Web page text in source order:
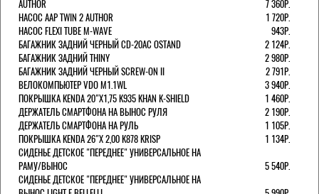
AUTHOR
7 360Р.
НАСОС AAP TWIN 2 AUTHOR
1 720Р.
НАСОС FLEXI TUBE M-WAVE
943Р.
БАГАЖНИК ЗАДНИЙ ЧЕРНЫЙ СD-20AC OSTAND
2 124Р.
БАГАЖНИК ЗАДНИЙ THINY
2 980Р.
БАГАЖНИК ЗАДНИЙ ЧЕРНЫЙ SCREW-ON II
2 791Р.
ВЕЛОКОМПЬЮТЕР VDO M1.1WL
3 940Р.
ПОКРЫШКА KENDA 20"Х1,75 K935 KHAN K-SHIELD
1 460Р.
ДЕРЖАТЕЛЬ СМАРТФОНА НА ВЫНОС РУЛЯ
2 190Р.
ДЕРЖАТЕЛЬ СМАРТФОНА НА РУЛЬ
1 105Р.
ПОКРЫШКА KENDA 26"Х 2,00 K878 KRISP
1 134Р.
СИДЕНЬЕ ДЕТСКОЕ "ПЕРЕДНЕЕ" УНИВЕРСАЛЬНОЕ НА
РАМУ/ВЫНОС
5 540Р.
СИДЕНЬЕ ДЕТСКОЕ "ПЕРЕДНЕЕ" УНИВЕРСАЛЬНОЕ НА